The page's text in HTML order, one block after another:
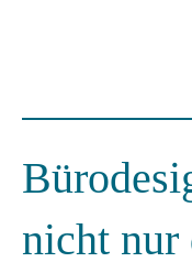
nicht nur